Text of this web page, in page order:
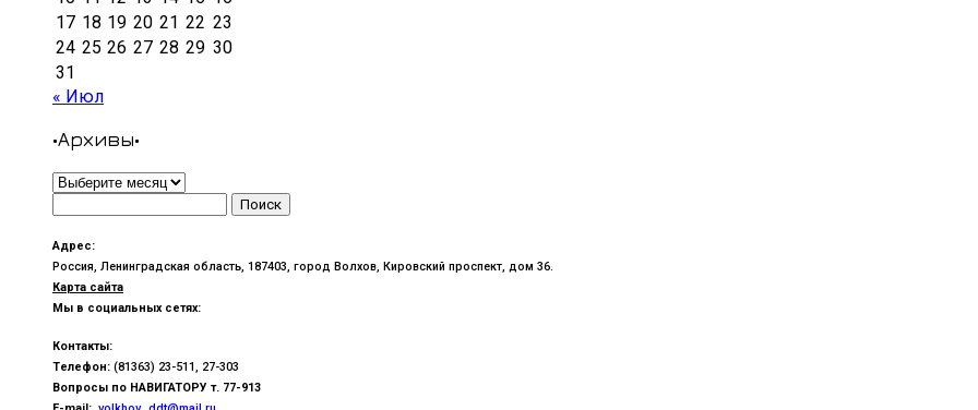
17 18 19 20 21 22 23
24 25 26 27 28 29 30
31
« Июл
•Архивы•
•Архивы•
Адрес:
Россия, Ленинградская область, 187403, город Волхов, Кировский проспект, дом 36.
Карта сайта
Мы в социальных сетях:
Контакты:
Телефон: (81363) 23-511, 27-303
Вопросы по НАВИГАТОРУ т. 77-913